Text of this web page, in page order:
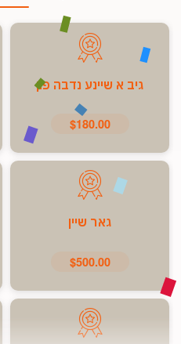
גיב א שיינע נדבה פון
$180.00
גאר שיין
$500.00